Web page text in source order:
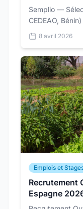
Semplio —
CEDEAO,
8 avril 2026
Emplois et
Recrutement
Espagne